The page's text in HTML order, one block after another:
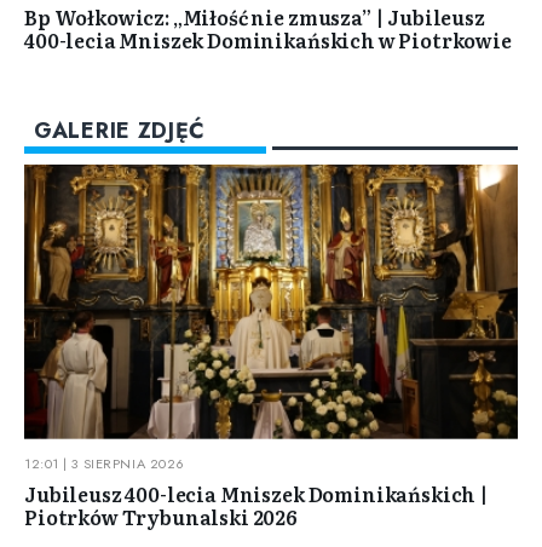
Bp Wołkowicz: „Miłość nie zmusza” | Jubileusz
400-lecia Mniszek Dominikańskich w Piotrkowie
GALERIE ZDJĘĆ
12:01 | 3 SIERPNIA 2026
Jubileusz 400-lecia Mniszek Dominikańskich |
Piotrków Trybunalski 2026